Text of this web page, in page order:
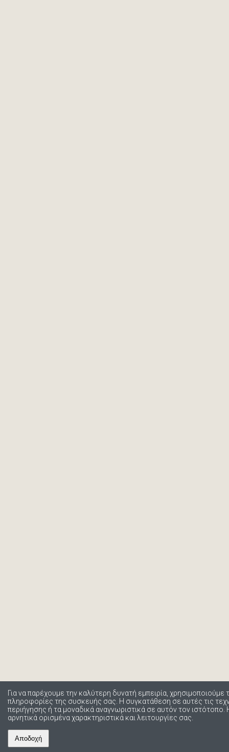
Για να παρέχουμε την καλύτερη δυνατή εμπειρία,
πληροφορίες της συσκευής σας. Η συγκατάθεση σε αυτές τις
περιήγησης ή τα μοναδικά αναγνωριστικά σε αυτόν τον
αρνητικά ορισμένα χαρακτηριστικά και λειτουργίες σας.
Αποδοχή